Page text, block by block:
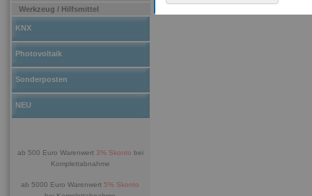
Werkzeug / Hilfsmittel
KNX
Photovoltaik
Sonderposten
NEU
ab 500 Euro Warenwert 3% Skonto bei
Komplettabnahme
ab 5000 Euro Warenwert 5% Skonto